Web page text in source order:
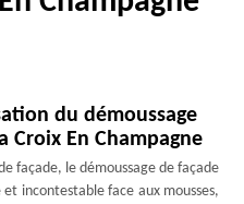
du démoussage
Croix En Champagne
façade, le démoussage de façade
et incontestable face aux mousses,